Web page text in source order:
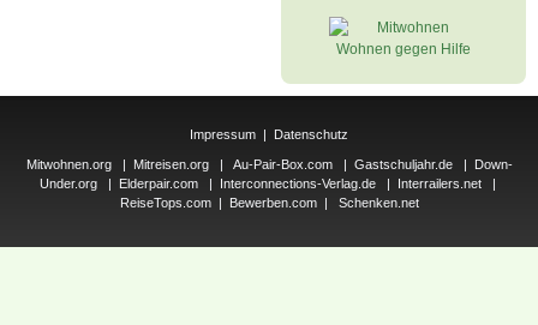
Wohnen gegen Hilfe
Impressum | Datenschutz
Mitwohnen.org| Mitreisen.org| Au-Pair-Box.com| Gastschuljahr.de|
Down-
Under.org| Elderpair.com| Interconnections-Verlag.de| Interrailers.net|
ReiseTops.com| Bewerben.com| Schenken.net